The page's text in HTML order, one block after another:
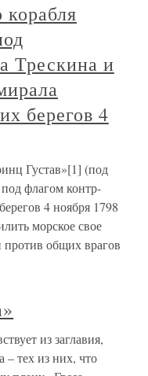
Трескина и
берегов 4
Густав»[1] (под
флагом контр-
4 ноября 1798
морское свое
против общих врагов
из заглавия,
– тех из них, что